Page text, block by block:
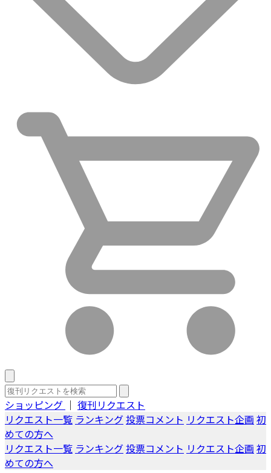
ショッピング ｜ 復刊リクエスト
リクエスト一覧 ランキング投票コメント リクエスト企画 初
めての方へ
リクエスト一覧 ランキング投票コメント リクエスト企画 初
めての方へ